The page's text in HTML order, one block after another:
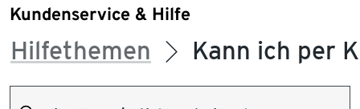
Kundenservice & Hilfe
Hilfethemen Kann ich per